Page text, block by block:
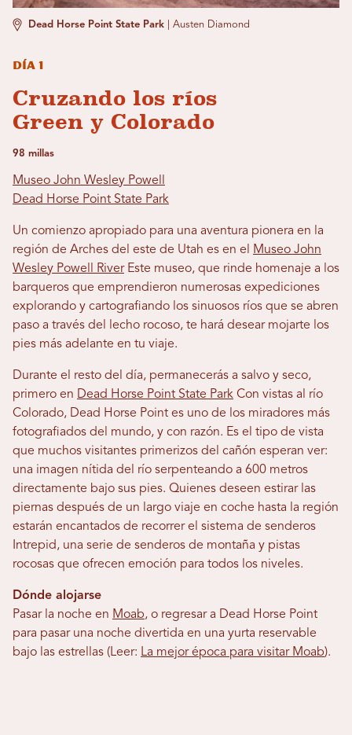
Dead Horse Point State Park Austen Diamond
Día 1
Cruzando los ríos
Green y Colorado
98 millas
Museo John Wesley Powell
Dead Horse Point State Park
Un comienzo apropiado para una aventura pionera en la
región de Arches del este de Utah es en el
Museo John
Wesley Powell RiverEste museo, que rinde homenaje a los
barqueros que emprendieron numerosas expediciones
explorando y cartografiando los sinuosos ríos que se abren
paso a través del lecho rocoso, te hará desear mojarte los
pies más adelante en tu viaje.
Durante el resto del día, permanecerás a salvo y seco,
primero en Dead Horse Point State Park Con vistas al río
Colorado, Dead Horse Point es uno de los miradores más
fotografiados del mundo, y con razón. Es el tipo de vista
que muchos visitantes primerizos del cañón esperan ver:
una imagen nítida del río serpenteando a 600 metros
directamente bajo sus pies. Quienes deseen estirar las
piernas después de un largo viaje en coche hasta la región
estarán encantados de recorrer el sistema de senderos
Intrepid, una serie de senderos de montaña y pistas
rocosas que ofrecen emoción para todos los niveles.
Dónde alojarse
Pasar la noche en Moab, o regresar a Dead Horse Point
para pasar una noche divertida en una yurta reservable
bajo las estrellas (Leer: La mejor época para visitar Moab).